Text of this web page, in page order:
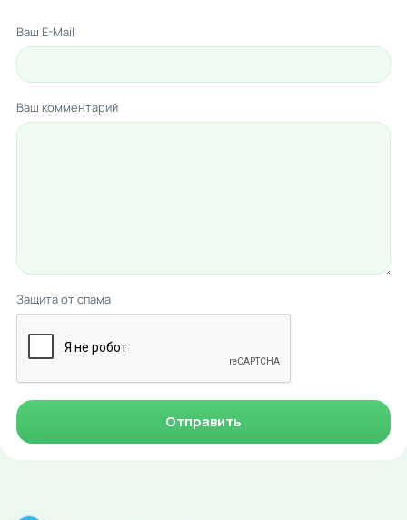
Ваш E-Mail
Ваш комментарий
Защита от спама
Отправить